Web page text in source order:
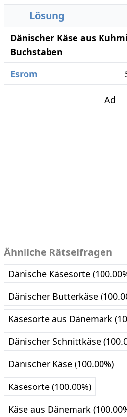
Lösung
Dänischer Käse aus
Buchstaben
Esrom
Ad
Ähnliche Rätselfragen
Dänische Käsesorte
Dänischer Butterkäse
Käsesorte aus Dänemark
Dänischer Schnittkäse
Dänischer Käse (100.00%)
Käsesorte (100.00%)
Käse aus Dänemark